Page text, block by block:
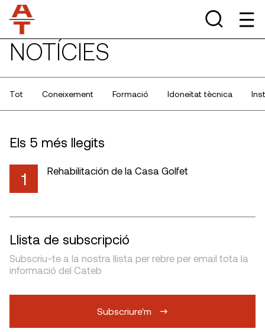
NOTÍCIES
Tot Coneixement Formació Idoneïtat tècnica
Els 5 més llegits
1 Rehabilitación de la Casa Golfet
Llista de subscripció
Subscriu-te a la nostra llista per rebre per email tota la
informació del Cateb
Subscriure'm